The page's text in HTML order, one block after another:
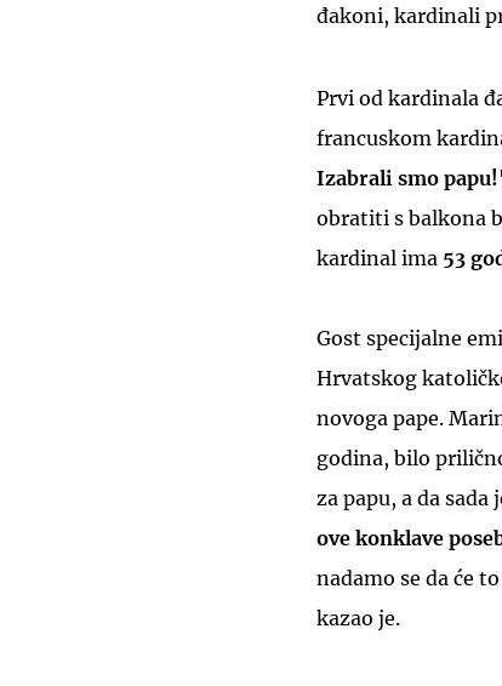
đakoni, kardinali
Prvi od kardinala
francuskom
Izabrali smo
obratiti s balkona
kardinal ima 53
Gost specijalne
Hrvatskog
novoga pape.
godina, bilo
za papu, a da
ove konklave
nadamo se da će
kazao je.